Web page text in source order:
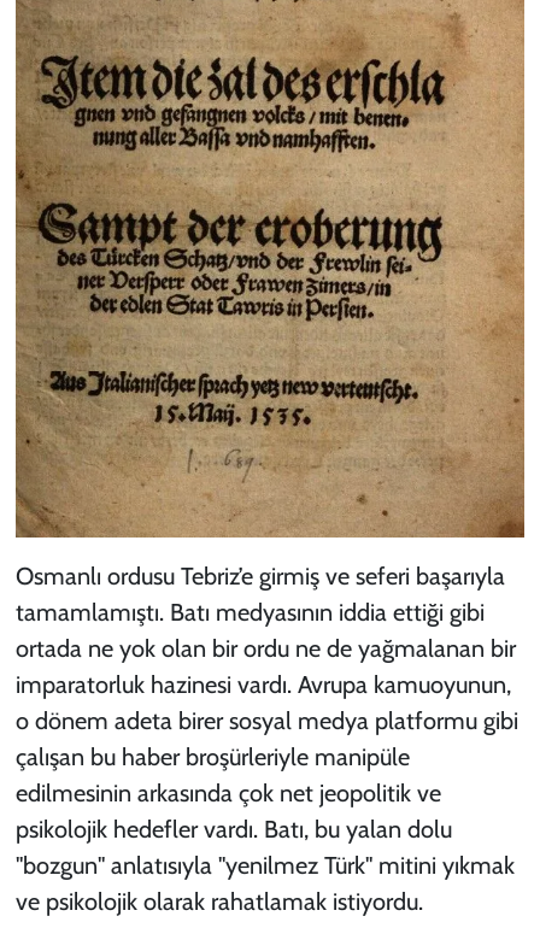
Osmanlı ordusu Tebriz’e girmiş ve seferi başarıyla
tamamlamıştı. Batı medyasının iddia ettiği gibi
ortada ne yok olan bir ordu ne de yağmalanan bir
imparatorluk hazinesi vardı. Avrupa kamuoyunun,
o dönem adeta birer sosyal medya platformu gibi
çalışan bu haber broşürleriyle manipüle
edilmesinin arkasında çok net jeopolitik ve
psikolojik hedefler vardı. Batı, bu yalan dolu
"bozgun" anlatısıyla "yenilmez Türk" mitini yıkmak
ve psikolojik olarak rahatlamak istiyordu.